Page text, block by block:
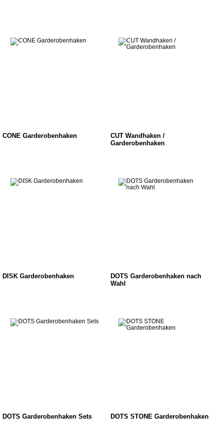
CONE Garderobenhaken
CUT Wandhaken /
Garderobenhaken
DISK Garderobenhaken
DOTS Garderobenhaken nach
Wahl
DOTS Garderobenhaken Sets DOTS STONE Garderobenhaken